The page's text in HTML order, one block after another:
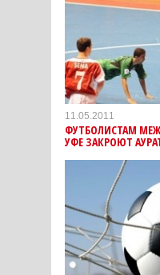
11.05.2011
ФУТБОЛИСТАМ
УФЕ ЗАКРОЮТ